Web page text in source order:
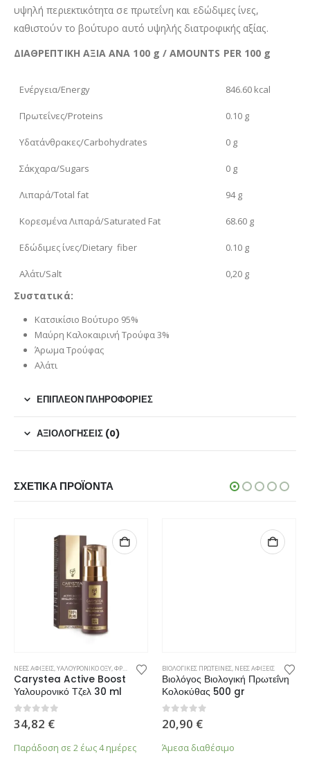
υψηλή περιεκτικότητα σε πρωτεΐνη και εδώδιμες ίνες,
καθιστούν το βούτυρο αυτό υψηλής διατροφικής αξίας.
ΔΙΑΘΡΕΠΤΙΚΗ ΑΞΙΑ ΑΝΑ 100 g / AMOUNTS PER 100 g
Ενέργεια/Energy 846.60 kcal
Πρωτεΐνες/Proteins 0.10 g
Υδατάνθρακες/Carbohydrates 0 g
Σάκχαρα/Sugars 0 g
Λιπαρά/Total fat 94 g
Κορεσμένα Λιπαρά/Saturated Fat 68.60 g
Εδώδιμες ίνες/Dietary fiber 0.10 g
Αλάτι/Salt 0,20 g
Συστατικά:
Κατσικίσιο Βούτυρο 95%
Μαύρη Καλοκαιρινή Τρούφα 3%
Άρωμα Τρούφας
Αλάτι
ΕΠΙΠΛΈΟΝ ΠΛΗΡΟΦΟΡΊΕΣ
ΑΞΙΟΛΟΓΉΣΕΙΣ (0)
ΣΧΕΤΙΚΆ ΠΡΟΪΌΝΤΑ
ΝΕΕΣ ΑΦΙΞΕΙΣ,ΥΑΛΟΥΡΟΝΙΚΟ ΟΞΥ,ΦΡΟΝΤΙΔΑ ΠΡΟΣΩΠΟΥ
Carystea Active Boost
Υαλουρονικό Τζελ 30 ml
0 από 5
34,82 €
Παράδοση σε 2 έως 4 ημέρες
ΒΙΟΛΟΓΙΚΕΣ ΠΡΩΤΕΙΝΕΣ, ΝΕΕΣ ΑΦΙΞΕΙΣ
Βιολόγος Βιολογική Πρωτεΐνη
Κολοκύθας 500 gr
0 από 5
20,90 €
Άμεσα διαθέσιμο